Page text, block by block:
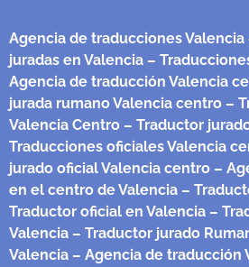
Agencia de traducciones Valencia
juradas en Valencia –
Agencia de traducción Valencia
jurada rumano Valencia centro –
Valencia Centro – Traductor
Traducciones oficiales Valencia
jurado oficial Valencia centro –
en el centro de Valencia –
Traductor oficial en Valencia –
Valencia – Traductor jurado
Valencia – Agencia de traducción